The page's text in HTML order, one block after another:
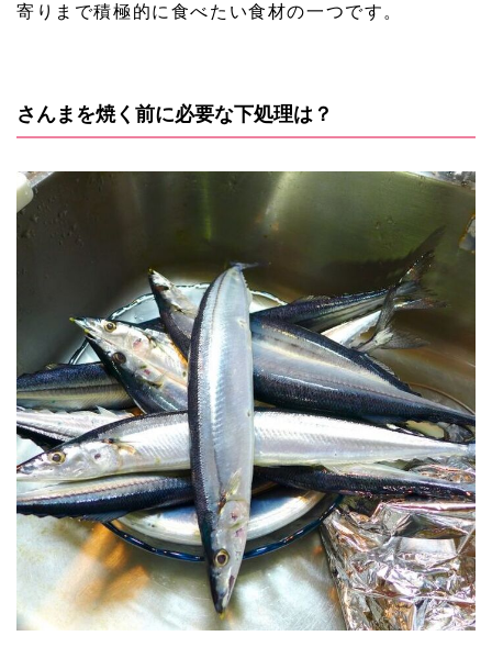
寄りまで積極的に食べたい食材の一つです。
さんまを焼く前に必要な下処理は？